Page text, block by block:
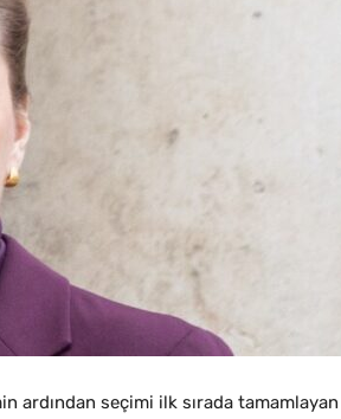
ardından seçimi ilk sırada